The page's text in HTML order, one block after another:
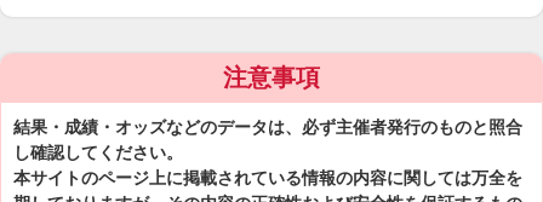
注意事項
結果・成績・オッズなどのデータは、必ず主催者発行のものと照合
し確認してください。
本サイトのページ上に掲載されている情報の内容に関しては万全を